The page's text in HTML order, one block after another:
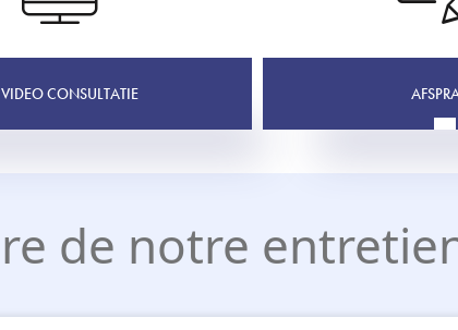
VIDEO CONSULTATIE